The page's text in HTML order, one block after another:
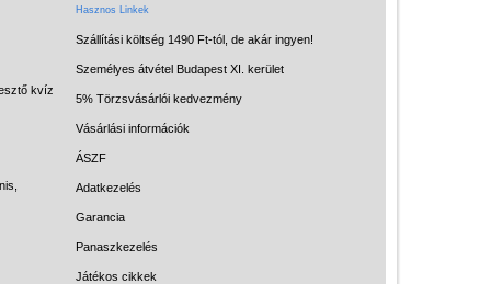
kvíz
Hasznos Linkek
Szállítási költség 1490 Ft-tól, de akár ingyen!
Személyes átvétel Budapest XI. kerület
5% Törzsvásárlói kedvezmény
Vásárlási információk
ÁSZF
Adatkezelés
Garancia
Panaszkezelés
Játékos cikkek
LOGICO
LÜK